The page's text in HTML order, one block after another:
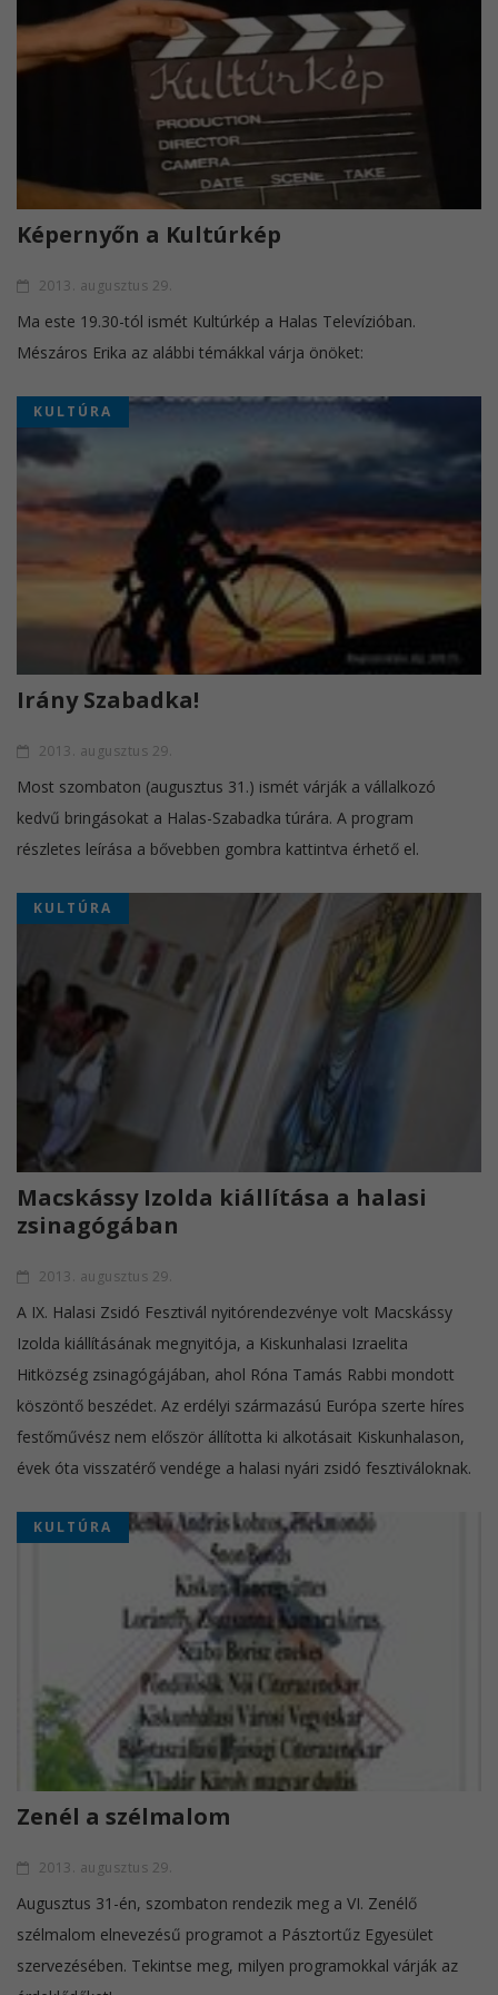
Képernyőn a Kultúrkép
2013. augusztus 29.
Ma este 19.30-tól ismét Kultúrkép a Halas Televízióban.
Mészáros Erika az alábbi témákkal várja önöket:
KULTÚRA
Irány Szabadka!
2013. augusztus 29.
Most szombaton (augusztus 31.) ismét várják a vállalkozó
kedvű bringásokat a Halas-Szabadka túrára. A program
részletes leírása a bővebben gombra kattintva érhető el.
KULTÚRA
Macskássy Izolda kiállítása a halasi
zsinagógában
2013. augusztus 29.
A IX. Halasi Zsidó Fesztivál nyitórendezvénye volt Macskássy
Izolda kiállításának megnyitója, a Kiskunhalasi Izraelita
Hitközség zsinagógájában, ahol Róna Tamás Rabbi mondott
köszöntő beszédet. Az erdélyi származású Európa szerte híres
festőművész nem először állította ki alkotásait Kiskunhalason,
évek óta visszatérő vendége a halasi nyári zsidó fesztiváloknak.
KULTÚRA
Zenél a szélmalom
2013. augusztus 29.
Augusztus 31-én, szombaton rendezik meg a VI. Zenélő
szélmalom elnevezésű programot a Pásztortűz Egyesület
szervezésében. Tekintse meg, milyen programokkal várják az